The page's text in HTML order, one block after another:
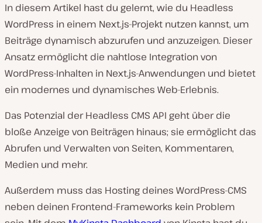
In diesem Artikel hast du gelernt, wie du Headless
WordPress in einem Next.js-Projekt nutzen kannst, um
Beiträge dynamisch abzurufen und anzuzeigen. Dieser
Ansatz ermöglicht die nahtlose Integration von
WordPress-Inhalten in Next.js-Anwendungen und bietet
ein modernes und dynamisches Web-Erlebnis.
Das Potenzial der Headless CMS API geht über die
bloße Anzeige von Beiträgen hinaus; sie ermöglicht das
Abrufen und Verwalten von Seiten, Kommentaren,
Medien und mehr.
Außerdem muss das Hosting deines WordPress-CMS
neben deinen Frontend-Frameworks kein Problem